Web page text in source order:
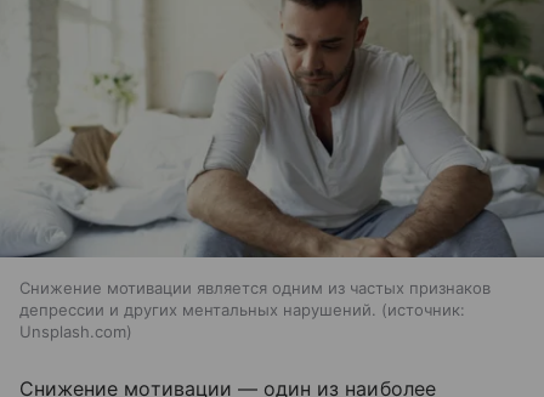
Снижение мотивации является одним из частых признаков
депрессии и других ментальных нарушений.
источник:
Unsplash.com
Снижение мотивации — один из наиболее